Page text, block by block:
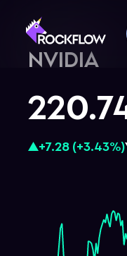
NVIDIA
+7.28(+3.43%)